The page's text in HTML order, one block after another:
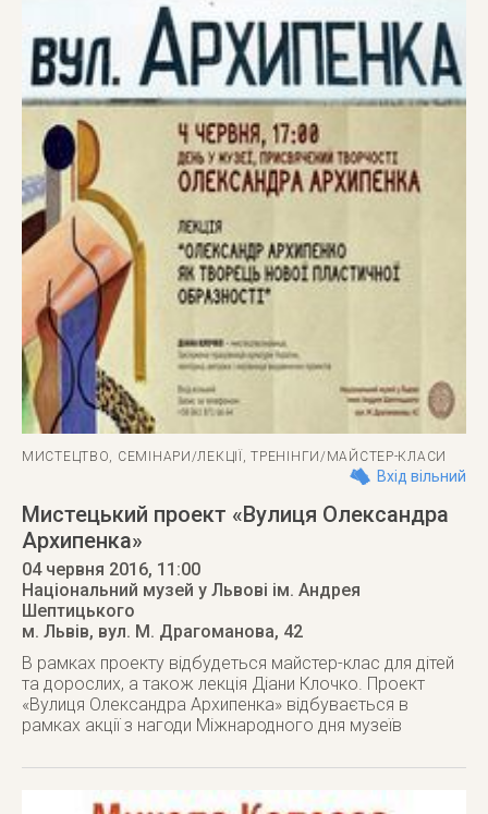
МИСТЕЦТВО, СЕМІНАРИ/ЛЕКЦІЇ ,ТРЕНІНГИ/МАЙСТЕР-КЛАСИ
Вхід вільний
Мистецький проект «Вулиця Олександра
Архипенка»
04 червня 2016, 11:00
Національний музей у Львові ім. Андрея
Шептицького
м. Львів, вул. М. Драгоманова, 42
В рамках проекту відбудеться майстер-клас для дітей
та дорослих, а також лекція Діани Клочко. Проект
«Вулиця Олександра Архипенка» відбувається в
рамках акції з нагоди Міжнародного дня музеїв